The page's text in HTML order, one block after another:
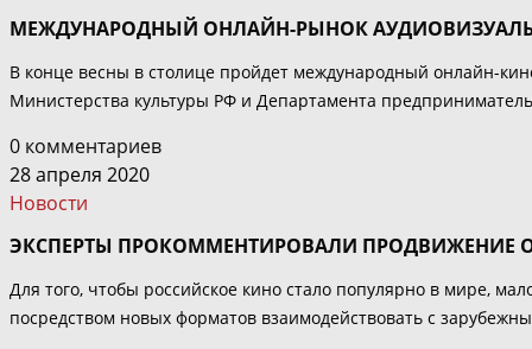
МЕЖДУНАРОДНЫЙ ОНЛАЙН-РЫНОК
В конце весны в столице пройдет международный онлайн-
Министерства культуры РФ и Департамента
0 комментариев
28 апреля 2020
Новости
ЭКСПЕРТЫ ПРОКОММЕНТИРОВАЛИ ПРОДВИЖЕНИЕ
Для того, чтобы российское кино стало популярно в мире,
посредством новых форматов взаимодействовать с